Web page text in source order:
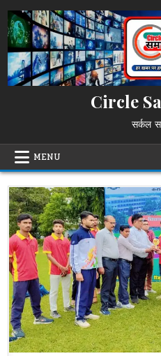
to
content
Circle
सर्कल
MENU